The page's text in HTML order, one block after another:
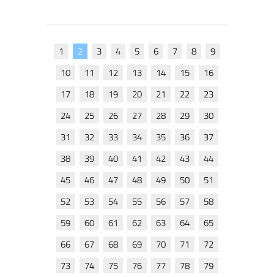
1 2 3 4 5 6 7 8
9
10
11 12 13 14 15
16
17
18 19 20 21 22
23
24
25 26 27 28 29
30
31
32 33 34 35 36
37
38
39 40 41 42 43
44
45
46 47 48 49 50
51
52
53 54 55 56 57
58
59
60 61 62 63 64
65
66
67 68 69 70 71
72
73
74 75 76 77 78
79